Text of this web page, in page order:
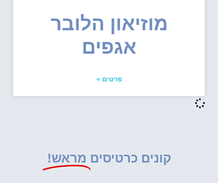
מוזיאון הלובר
אגפים
פרטים »
קונים כרטיסים מראש!